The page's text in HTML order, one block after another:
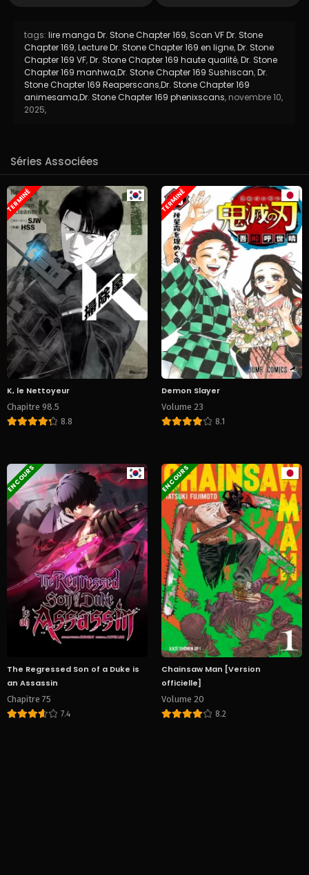
tags: lire manga Dr. Stone Chapter 169, Scan VF Dr. Stone
Chapter 169,Lecture Dr. Stone Chapter 169 en ligne,Dr. Stone
Chapter 169 VF,Dr. Stone Chapter 169 haute qualité,Dr. Stone
Chapter 169 manhwa,Dr. Stone Chapter 169 Sushiscan,Dr.
Stone Chapter 169 Reaperscans,Dr. Stone Chapter 169
animesama,Dr. Stone Chapter 169 phenixscans, novembre 10,
2025,
Séries Associées
TERMINÉ
K, le Nettoyeur
Chapitre 98.5
8.8
TERMINÉ
Demon Slayer
Volume 23
8.1
EN COURS
The Regressed Son of a Duke is
an Assassin
Chapitre 75
7.4
EN COURS
Chainsaw Man [Version
officielle]
Volume 20
8.2